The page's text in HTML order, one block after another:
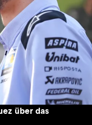
über das